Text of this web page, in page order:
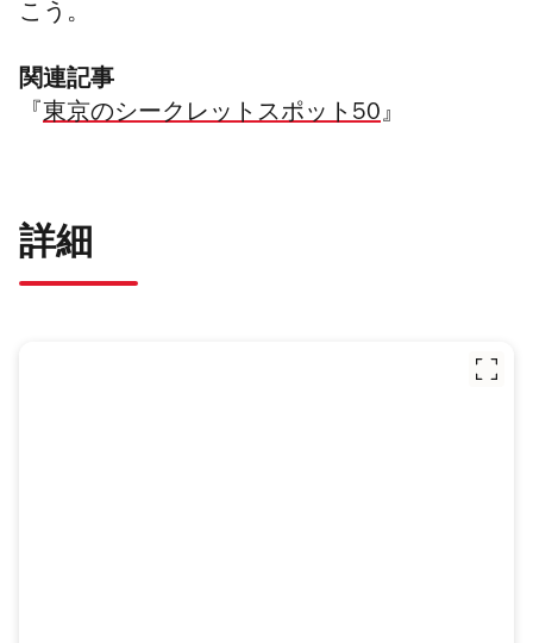
こう。
関連記事
『 東京のシークレットスポット50』
詳細